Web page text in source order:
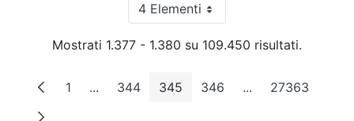
4 ElementiPer pagina
Mostrati 1.377 - 1.380 su 109.450 risultati.
Pagina
1 ...Pagine intermedie
Pagina
344 Pagina
345 Pagina
346 ...Pagine intermedie
Pagina
27363